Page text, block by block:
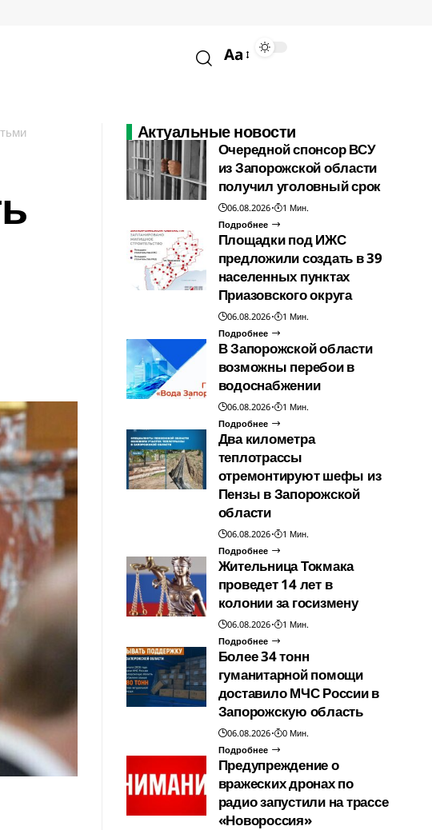
Aa
Актуальные новости
Очередной спонсор ВСУ
из Запорожской области
получил уголовный срок
06.08.2026
1 Мин.
Подробнее
Площадки под ИЖС
предложили создать в 39
населенных пунктах
Приазовского округа
06.08.2026
1 Мин.
Подробнее
В Запорожской области
возможны перебои в
водоснабжении
06.08.2026
1 Мин.
Подробнее
Два километра
теплотрассы
отремонтируют шефы из
Пензы в Запорожской
области
06.08.2026
1 Мин.
Подробнее
Жительница Токмака
проведет 14 лет в
колонии за госизмену
06.08.2026
1 Мин.
Подробнее
Более 34 тонн
гуманитарной помощи
доставило МЧС России в
Запорожскую область
06.08.2026
0 Мин.
Подробнее
Предупреждение о
вражеских дронах по
радио запустили на трассе
«Новороссия»